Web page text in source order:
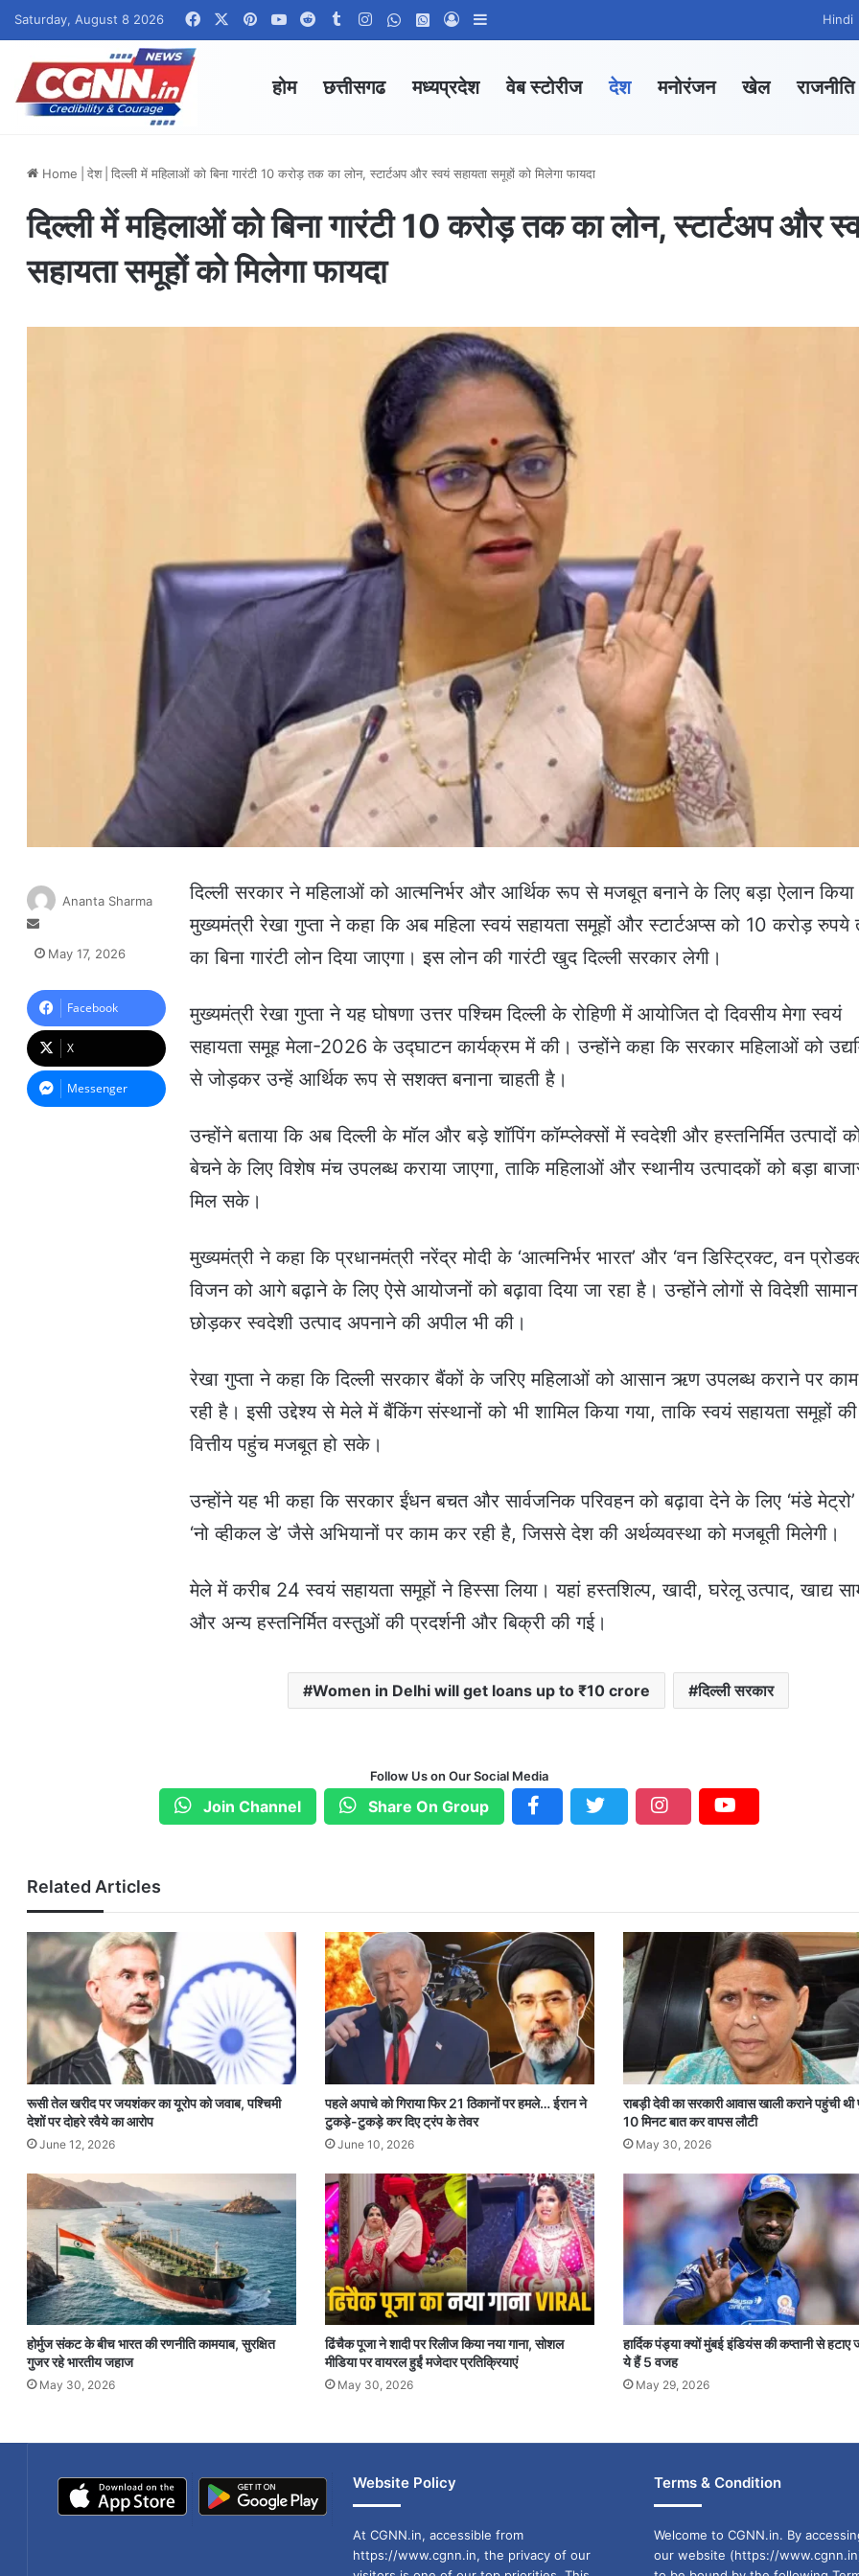
Saturday, August 8 2026 FacebookPinterestYouTubeRedditTumblrInstagramWhatsApp Channel
WhatsApp Group
Log In Hindi
होम छत्तीसगढ मध्यप्रदेश वेब स्टोरीज देश मनोरंजन खेल राजनीति
Home देश दिल्ली में महिलाओं को बिना गारंटी 10 करोड़ तक का लोन, स्टार्टअप और स्वयं सहायता समूहों को मिलेगा फायदा
दिल्ली में महिलाओं को बिना गारंटी 10 करोड़ तक का लोन, स्टार्टअप और
सहायता समूहों को मिलेगा फायदा
दिल्ली सरकार ने महिलाओं को आत्मनिर्भर और आर्थिक रूप से मजबूत बनाने के लिए बड़ा ऐलान किया
मुख्यमंत्री रेखा गुप्ता ने कहा कि अब महिला स्वयं सहायता समूहों और स्टार्टअप्स को 10 करोड़
का बिना गारंटी लोन दिया जाएगा। इस लोन की गारंटी खुद दिल्ली सरकार लेगी।
मुख्यमंत्री रेखा गुप्ता ने यह घोषणा उत्तर पश्चिम दिल्ली के रोहिणी में आयोजित दो दिवसीय मेगा स्वयं
सहायता समूह मेला-2026 के उद्घाटन कार्यक्रम में की। उन्होंने कहा कि सरकार महिलाओं को
से जोड़कर उन्हें आर्थिक रूप से सशक्त बनाना चाहती है।
उन्होंने बताया कि अब दिल्ली के मॉल और बड़े शॉपिंग कॉम्प्लेक्सों में स्वदेशी और हस्तनिर्मित उत्पादों
बेचने के लिए विशेष मंच उपलब्ध कराया जाएगा, ताकि महिलाओं और स्थानीय उत्पादकों को बड़ा
मिल सके।
मुख्यमंत्री ने कहा कि प्रधानमंत्री नरेंद्र मोदी के ‘आत्मनिर्भर भारत’ और ‘वन डिस्ट्रिक्ट, वन
विजन को आगे बढ़ाने के लिए ऐसे आयोजनों को बढ़ावा दिया जा रहा है। उन्होंने लोगों से विदेशी सामान
छोड़कर स्वदेशी उत्पाद अपनाने की अपील भी की।
रेखा गुप्ता ने कहा कि दिल्ली सरकार बैंकों के जरिए महिलाओं को आसान ऋण उपलब्ध कराने पर
रही है। इसी उद्देश्य से मेले में बैंकिंग संस्थानों को भी शामिल किया गया, ताकि स्वयं सहायता समूहों की
वित्तीय पहुंच मजबूत हो सके।
उन्होंने यह भी कहा कि सरकार ईंधन बचत और सार्वजनिक परिवहन को बढ़ावा देने के लिए ‘मंडे
‘नो व्हीकल डे’ जैसे अभियानों पर काम कर रही है, जिससे देश की अर्थव्यवस्था को मजबूती मिलेगी।
मेले में करीब 24 स्वयं सहायता समूहों ने हिस्सा लिया। यहां हस्तशिल्प, खादी, घरेलू उत्पाद, खाद्य
और अन्य हस्तनिर्मित वस्तुओं की प्रदर्शनी और बिक्री की गई।
Women in Delhi will get loans up to ₹10 crore दिल्ली सरकार
Ananta Sharma
e
a
n
e
m
a
i
May 17, 2026
Facebook
X
Messenger
Follow Us on Our Social Media
Join Channel Share On Group
Related Articles
रूसी तेल खरीद पर जयशंकर का यूरोप को जवाब, पश्चिमी
देशों पर दोहरे रवैये का आरोप
June 12, 2026
पहले अपाचे को गिराया फिर 21 ठिकानों पर हमले… ईरान ने
टुकड़े-टुकड़े कर दिए ट्रंप के तेवर
June 10, 2026
राबड़ी देवी का सरकारी आवास खाली कराने पहुंची
10 मिनट बात कर वापस लौटी
May 30, 2026
होर्मुज संकट के बीच भारत की रणनीति कामयाब, सुरक्षित
गुजर रहे भारतीय जहाज
May 30, 2026
ढिंचैक पूजा ने शादी पर रिलीज किया नया गाना, सोशल
मीडिया पर वायरल हुईं मजेदार प्रतिक्रियाएं
May 30, 2026
हार्दिक पंड्या क्यों मुंबई इंडियंस की कप्तानी से हटाए
ये हैं 5 वजह
May 29, 2026
Website Policy
At CGNN.in, accessible from
https://www.cgnn.in, the privacy of our
Terms & Condition
Welcome to CGNN.in. By
our website (https://